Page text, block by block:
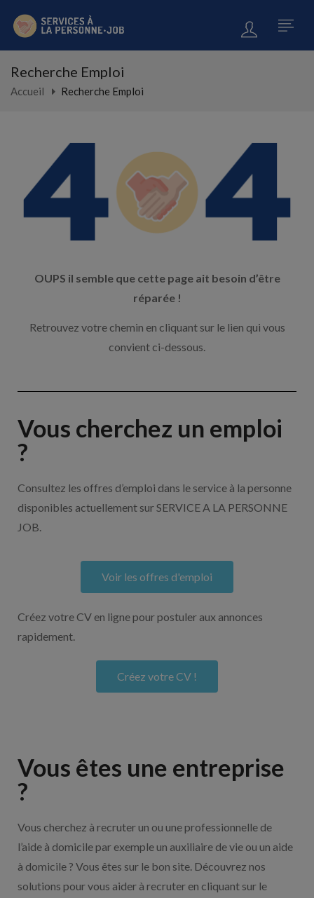
Recherche Emploi
Accueil Recherche Emploi
OUPS il semble que cette page ait besoin d’être
réparée !
Retrouvez votre chemin en cliquant sur le lien qui vous
convient ci-dessous.
Vous cherchez un emploi
?
Consultez les offres d’emploi dans le service à la personne
disponibles actuellement sur SERVICE A LA PERSONNE
JOB.
Voir les offres d'emploi
Créez votre CV en ligne pour postuler aux annonces
rapidement.
Créez votre CV !
Vous êtes une entreprise
?
Vous cherchez à recruter un ou une professionnelle de
l’aide à domicile par exemple un auxiliaire de vie ou un aide
à domicile ? Vous êtes sur le bon site. Découvrez nos
solutions pour vous aider à recruter en cliquant sur le